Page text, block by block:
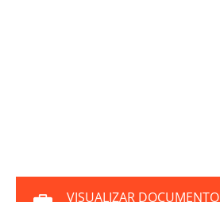
VISUALIZAR DOCUMENTO